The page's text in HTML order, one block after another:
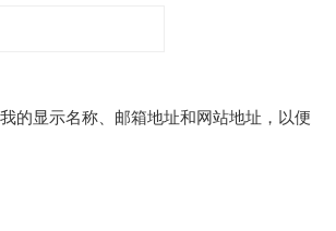
的显示名称、邮箱地址和网站地址，以便